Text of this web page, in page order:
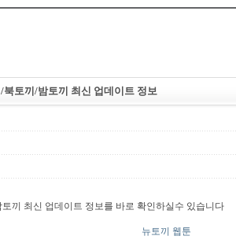
토끼/밤토끼 최신 업데이트 정보
끼 최신 업데이트 정보를 바로 확인하실수 있습니다
뉴토끼 웹툰